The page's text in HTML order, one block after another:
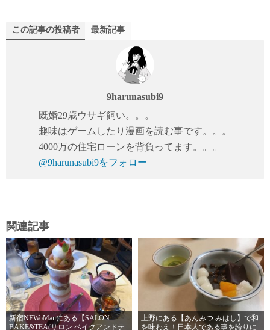
r
ok
この記事の投稿者 最新記事
9harunasubi9
既婚29歳ウサギ飼い。。。
趣味はゲームしたり漫画を読む事です。。。
4000万の住宅ローンを背負ってます。。。
@9harunasubi9をフォロー
関連記事
新宿NEWoManにある【SALON
BAKE&TEA(サロン ベイクアンドテ
上野にある【あんみつ みはし】で和
を味わえ！日本人である事を誇りに